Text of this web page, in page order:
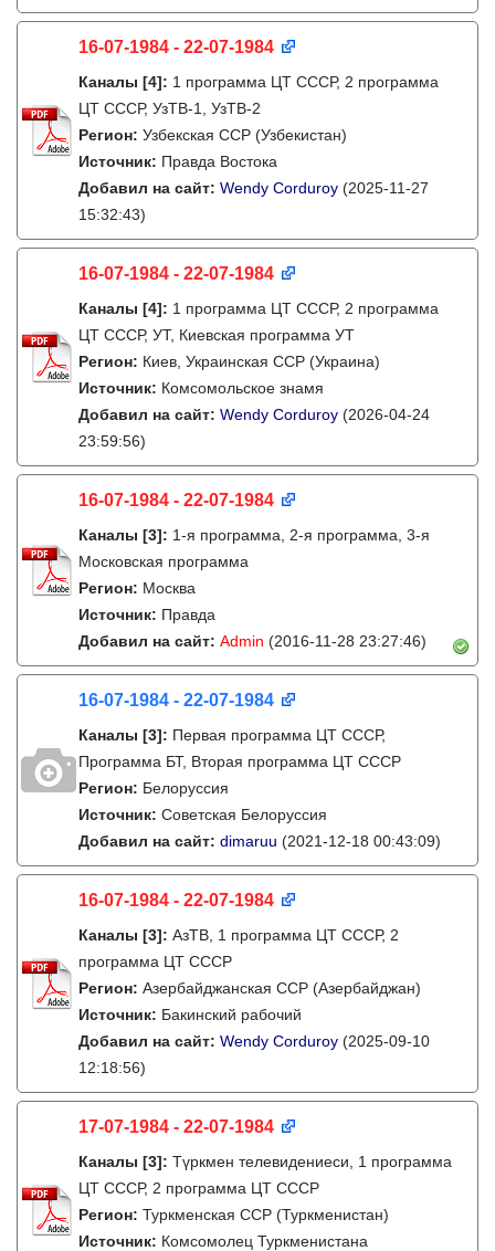
16-07-1984 - 22-07-1984
Каналы [4]: 1 программа ЦТ СССР, 2 программа
ЦТ СССР, УзТВ-1, УзТВ-2
Регион: Узбекская ССР (Узбекистан)
Источник: Правда Востока
Добавил на сайт: Wendy Corduroy (2025-11-27
15:32:43)
16-07-1984 - 22-07-1984
Каналы [4]: 1 программа ЦТ СССР, 2 программа
ЦТ СССР, УТ, Киевская программа УТ
Регион: Киев, Украинская ССР (Украина)
Источник: Комсомольское знамя
Добавил на сайт: Wendy Corduroy (2026-04-24
23:59:56)
16-07-1984 - 22-07-1984
Каналы [3]: 1-я программа, 2-я программа, 3-я
Московская программа
Регион: Москва
Источник: Правда
Добавил на сайт: Admin (2016-11-28 23:27:46)
16-07-1984 - 22-07-1984
Каналы [3]: Первая программа ЦТ СССР,
Программа БТ, Вторая программа ЦТ СССР
Регион: Белоруссия
Источник: Советская Белоруссия
Добавил на сайт: dimaruu (2021-12-18 00:43:09)
16-07-1984 - 22-07-1984
Каналы [3]: АзТВ, 1 программа ЦТ СССР, 2
программа ЦТ СССР
Регион: Азербайджанская ССР (Азербайджан)
Источник: Бакинский рабочий
Добавил на сайт: Wendy Corduroy (2025-09-10
12:18:56)
17-07-1984 - 22-07-1984
Каналы [3]: Түркмен телевидениеси, 1 программа
ЦТ СССР, 2 программа ЦТ СССР
Регион: Туркменская ССР (Туркменистан)
Источник: Комсомолец Туркменистана